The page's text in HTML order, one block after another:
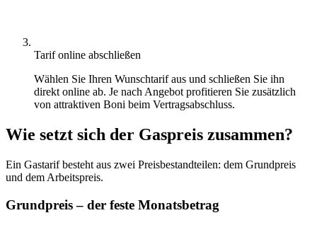
Tarif online abschließen
Wählen Sie Ihren Wunschtarif aus und schließen Sie ihn
direkt online ab. Je nach Angebot profitieren Sie zusätzlich
von attraktiven Boni beim Vertragsabschluss.
Wie setzt sich der Gaspreis zusammen?
Ein Gastarif besteht aus zwei Preisbestandteilen: dem Grundpreis
und dem Arbeitspreis.
Grundpreis – der feste Monatsbetrag